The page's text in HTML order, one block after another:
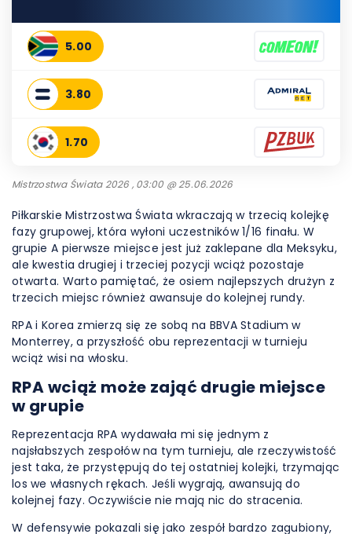
5.00
3.80
1.70
Mistrzostwa Świata 2026 , 03:00 @ 25.06.2026
Piłkarskie Mistrzostwa Świata wkraczają w trzecią kolejkę
fazy grupowej, która wyłoni uczestników 1/16 finału. W
grupie A pierwsze miejsce jest już zaklepane dla Meksyku,
ale kwestia drugiej i trzeciej pozycji wciąż pozostaje
otwarta. Warto pamiętać, że osiem najlepszych drużyn z
trzecich miejsc również awansuje do kolejnej rundy.
RPA i Korea zmierzą się ze sobą na BBVA Stadium w
Monterrey, a przyszłość obu reprezentacji w turnieju
wciąż wisi na włosku.
RPA wciąż może zająć drugie miejsce
w grupie
Reprezentacja RPA wydawała mi się jednym z
najsłabszych zespołów na tym turnieju, ale rzeczywistość
jest taka, że przystępują do tej ostatniej kolejki, trzymając
los we własnych rękach. Jeśli wygrają, awansują do
kolejnej fazy. Oczywiście nie mają nic do stracenia.
W defensywie pokazali się jako zespół bardzo zagubiony,